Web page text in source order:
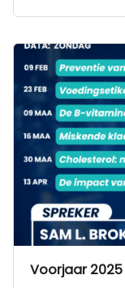
Voorjaar 2025